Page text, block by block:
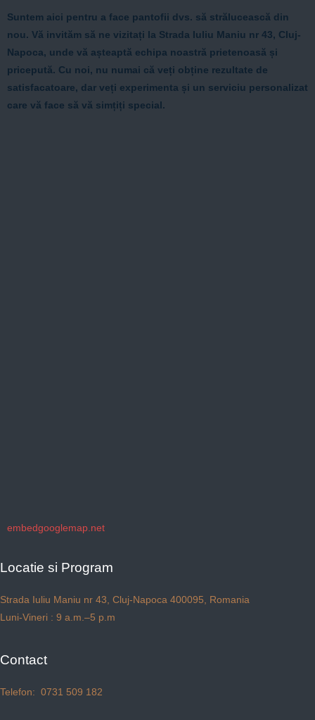
Suntem aici pentru a face pantofii dvs. să strălucească din
nou. Vă invităm să ne vizitați la Strada Iuliu Maniu nr 43, Cluj-
Napoca, unde vă așteaptă echipa noastră prietenoasă și
pricepută. Cu noi, nu numai că veți obține rezultate de
satisfacatoare, dar veți experimenta și un serviciu personalizat
care vă face să vă simțiți special.
embedgooglemap.net
Locatie si Program
Strada Iuliu Maniu nr 43, Cluj-Napoca 400095, Romania
Luni-Vineri : 9 a.m.–5 p.m
Contact
Telefon: 0731 509 182